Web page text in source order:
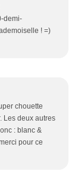
demi-
! =)
chouette
Les deux autres
: blanc &
pour ce